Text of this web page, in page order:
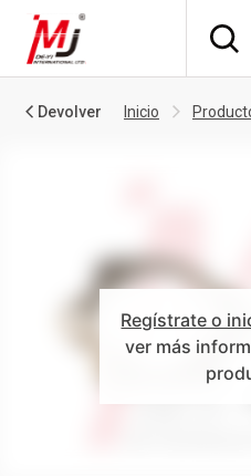
Devolver Inicio
Regístrate o
ver más